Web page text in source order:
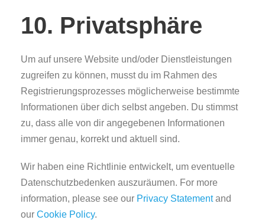
10. Privatsphäre
Um auf unsere Website und/oder Dienstleistungen
zugreifen zu können, musst du im Rahmen des
Registrierungsprozesses möglicherweise bestimmte
Informationen über dich selbst angeben. Du stimmst
zu, dass alle von dir angegebenen Informationen
immer genau, korrekt und aktuell sind.
Wir haben eine Richtlinie entwickelt, um eventuelle
Datenschutzbedenken auszuräumen. For more
information, please see our Privacy Statementand
our Cookie Policy.